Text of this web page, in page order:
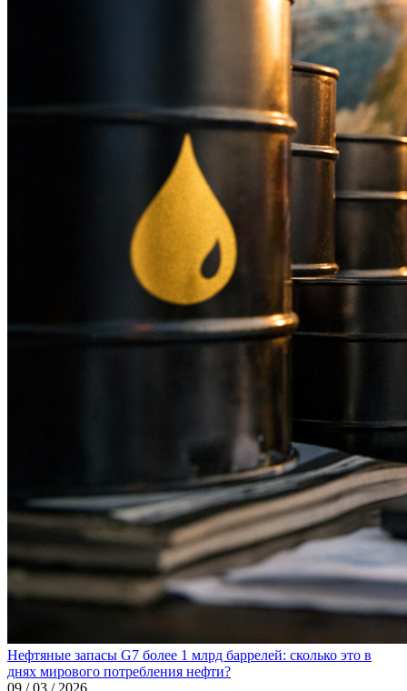
Нефтяные запасы G7 более 1 млрд баррелей: сколько это в
днях мирового потребления нефти?